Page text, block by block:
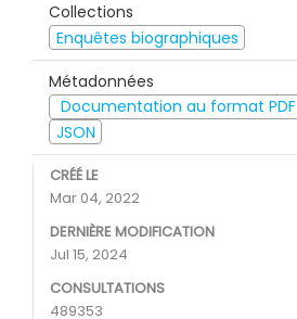
Collections
Enquêtes biographiques
Métadonnées
Documentation au format PDF
JSON
CRÉÉ LE
Mar 04, 2022
DERNIÈRE MODIFICATION
Jul 15, 2024
CONSULTATIONS
489353